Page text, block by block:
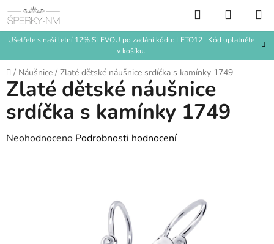
na
obsah
Ušetřete s naší letní 12% SLEVOU po zadání kódu: LETO12 . Kód uplatněte
v košíku.
Hledat
KOŠÍK
Domů
/ Náušnice / Zlaté dětské náušnice srdíčka s kamínky 1749
Zlaté dětské náušnice
srdíčka s kamínky 1749
Průměrné
Neohodnoceno Podrobnosti hodnocení